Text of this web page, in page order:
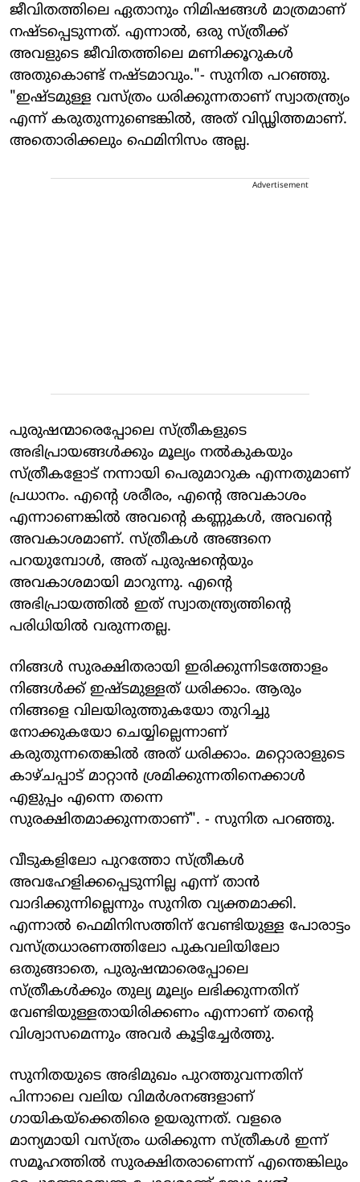
ജീവിതത്തിലെ ഏതാനും നിമിഷങ്ങൾ മാത്രമാണ്
നഷ്ടപ്പെടുന്നത്. എന്നാൽ, ഒരു സ്ത്രീക്ക്
അവളുടെ ജീവിതത്തിലെ മണിക്കൂറുകൾ
അതുകൊണ്ട് നഷ്ടമാവും."- സുനിത പറഞ്ഞു.
"ഇഷ്ടമുള്ള വസ്ത്രം ധരിക്കുന്നതാണ് സ്വാതന്ത്ര്യം
എന്ന് കരുതുന്നുണ്ടെങ്കിൽ, അത് വിഡ്ഢിത്തമാണ്.
അതൊരിക്കലും ഫെമിനിസം അല്ല.
Advertisement
പുരുഷന്മാരെപ്പോലെ സ്ത്രീകളുടെ
അഭിപ്രായങ്ങൾക്കും മൂല്യം നൽകുകയും
സ്ത്രീകളോട് നന്നായി പെരുമാറുക എന്നതുമാണ്
പ്രധാനം. എന്റെ ശരീരം, എന്റെ അവകാശം
എന്നാണെങ്കിൽ അവന്റെ കണ്ണുകൾ, അവന്റെ
അവകാശമാണ്. സ്ത്രീകൾ അങ്ങനെ
പറയുമ്പോൾ, അത് പുരുഷന്റെയും
അവകാശമായി മാറുന്നു. എന്റെ
അഭിപ്രായത്തിൽ ഇത് സ്വാതന്ത്ര്യത്തിന്റെ
പരിധിയിൽ വരുന്നതല്ല.
നിങ്ങൾ സുരക്ഷിതരായി ഇരിക്കുന്നിടത്തോളം
നിങ്ങൾക്ക് ഇഷ്ടമുള്ളത് ധരിക്കാം. ആരും
നിങ്ങളെ വിലയിരുത്തുകയോ തുറിച്ചു
നോക്കുകയോ ചെയ്യില്ലെന്നാണ്
കരുതുന്നതെങ്കിൽ അത് ധരിക്കാം. മറ്റൊരാളുടെ
കാഴ്ചപ്പാട് മാറ്റാൻ ശ്രമിക്കുന്നതിനെക്കാൾ
എളുപ്പം എന്നെ തന്നെ
സുരക്ഷിതമാക്കുന്നതാണ്". - സുനിത പറഞ്ഞു.
വീടുകളിലോ പുറത്തോ സ്ത്രീകൾ
അവഹേളിക്കപ്പെടുന്നില്ല എന്ന് താൻ
വാദിക്കുന്നില്ലെന്നും സുനിത വ്യക്തമാക്കി.
എന്നാൽ ഫെമിനിസത്തിന് വേണ്ടിയുള്ള പോരാട്ടം
വസ്ത്രധാരണത്തിലോ പുകവലിയിലോ
ഒതുങ്ങാതെ, പുരുഷന്മാരെപ്പോലെ
സ്ത്രീകൾക്കും തുല്യ മൂല്യം ലഭിക്കുന്നതിന്
വേണ്ടിയുള്ളതായിരിക്കണം എന്നാണ് തന്റെ
വിശ്വാസമെന്നും അവർ കൂട്ടിച്ചേർത്തു.
സുനിതയുടെ അഭിമുഖം പുറത്തുവന്നതിന്
പിന്നാലെ വലിയ വിമർശനങ്ങളാണ് ​
ഗായികയ്ക്കെതിരെ ഉയരുന്നത്. വളരെ
മാന്യമായി വസ്ത്രം ധരിക്കുന്ന സ്ത്രീകൾ ഇന്ന്
സമൂഹത്തിൽ സുരക്ഷിതരാണെന്ന് എന്തെങ്കിലും